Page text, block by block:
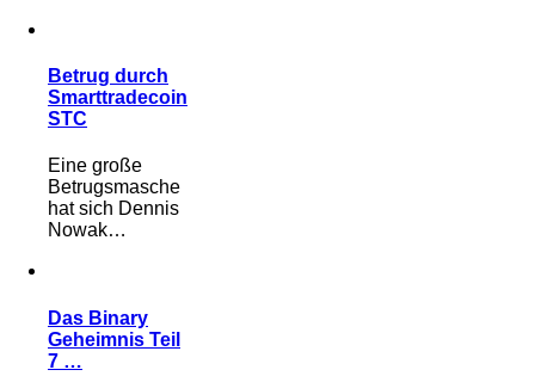
Betrug durch
Smarttradecoin
STC
Eine große
Betrugsmasche
hat sich Dennis
Nowak…
Das Binary
Geheimnis Teil
7 …